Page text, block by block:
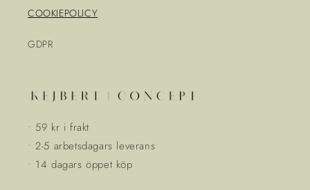
COOKIEPOLICY
GDPR
• 59 kr i frakt
• 2-5 arbetsdagars leverans
• 14 dagars öppet köp